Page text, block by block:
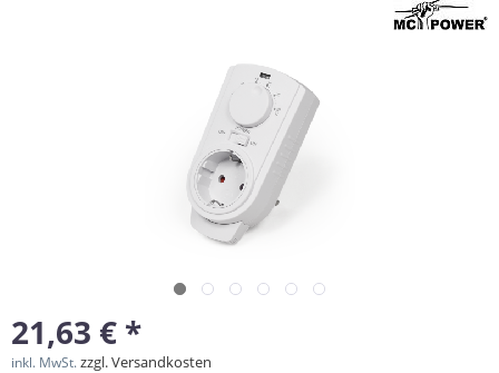
21,63 € *
inkl. MwSt.zzgl. Versandkosten